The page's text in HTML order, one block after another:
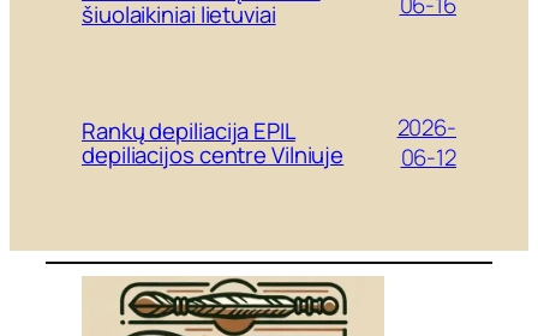
šiuolaikiniai lietuviai
Rankų depiliacija EPIL
depiliacijos centre Vilniuje
2026-
06-12